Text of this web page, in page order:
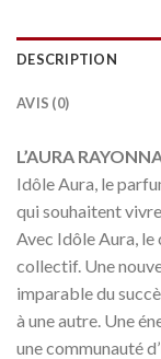
DESCRIPTION
AVIS (0)
L’AURA
Idôle Aura, le
qui souhaitent
Avec Idôle Aura, le
collectif. Une
imparable du
à une autre. Une
une communauté